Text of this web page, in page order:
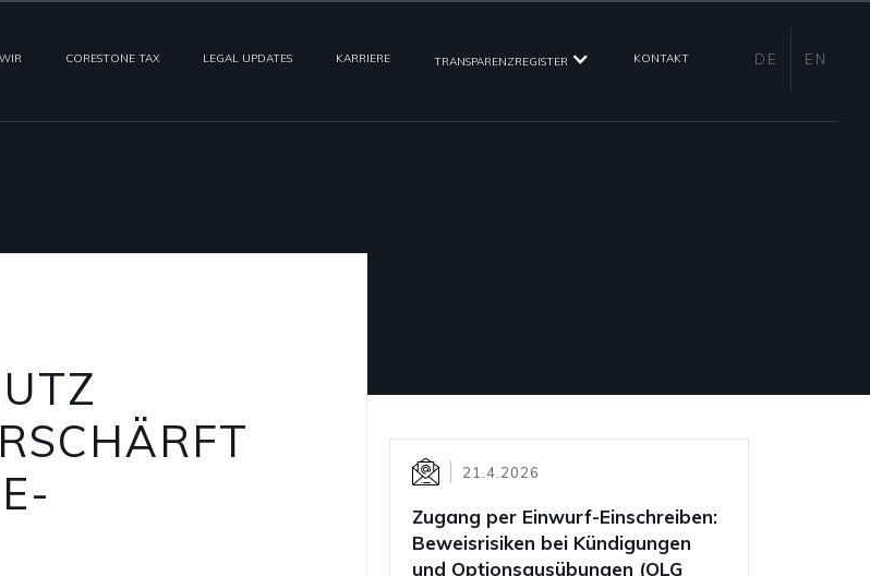
CORESTONE TAX LEGAL UPDATES KARRIERE TRANSPARENZREGISTER KONTAKT DE EN
21.4.2026
Zugang per Einwurf-Einschreiben:
Beweisrisiken bei Kündigungen
und Optionsausübungen (OLG